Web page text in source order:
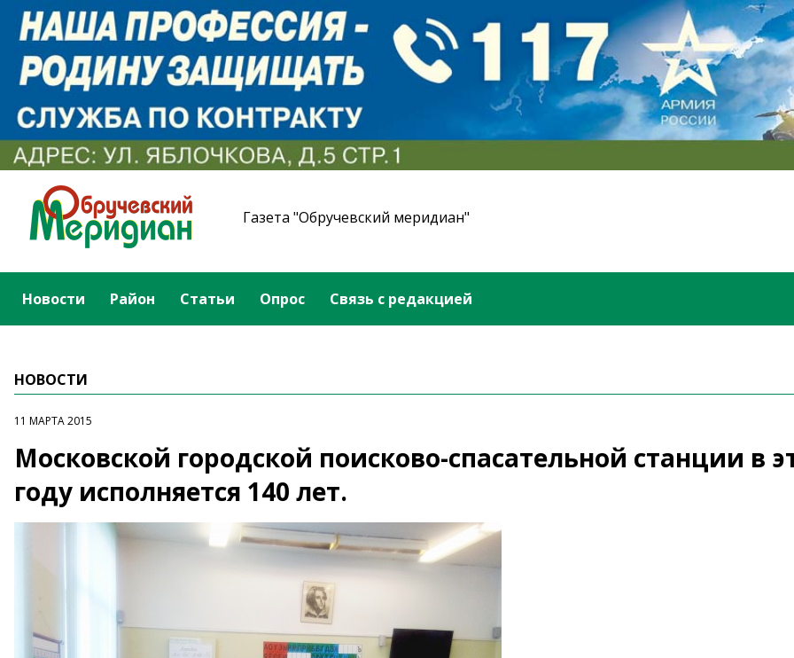
Газета "Обручевский меридиан"
Новости Район Статьи Опрос Связь с редакцией
НОВОСТИ
11 МАРТА 2015
Московской городской поисково-спасательной станции в
году исполняется 140 лет.